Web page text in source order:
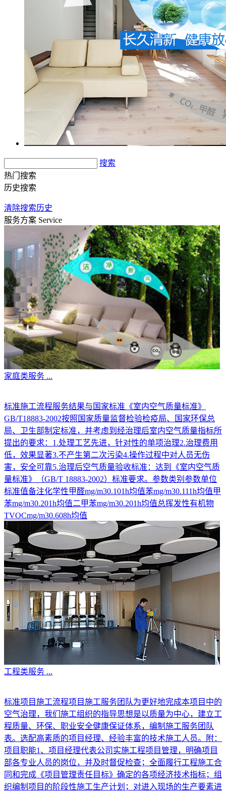
搜索
热门搜索
历史搜索
清除搜索历史
服务方案 Service
家庭类服务 ...
标准施工流程服务结果与国家标准《室内空气质量标准》
GB/T18883-2002按照国家质量监督检验检疫局、国家环保总
局、卫生部制定标准，并考虑到经治理后室内空气质量指标所
提出的要求：1.处理工艺先进，针对性的单项治理2.治理费用
低，效果显著3.不产生第二次污染4.操作过程中对人员无伤
害，安全可靠5.治理后空气质量验收标准：达到《室内空气质
量标准》（GB/T 18883-2002）标准要求。参数类别参数单位
标准值备注化学性甲醛mg/m30.101h均值苯mg/m30.111h均值甲
苯mg/m30.201h均值二甲苯mg/m30.201h均值总挥发性有机物
TVOCmg/m30.608h均值
工程类服务 ...
标准项目施工流程项目施工服务团队为更好地完成本项目中的
空气治理，我们施工组织的指导思想是以质量为中心，建立工
程质量、环保、职业安全健康保证体系，编制施工服务团队
表。选配高素质的项目经理、经验丰富的技术施工人员。附：
项目职能1、项目经理代表公司实施工程项目管理，明确项目
部各专业人员的岗位，并及时督促检查；全面履行工程施工合
同和完成《项目管理责任目标》确定的各项经济技术指标；组
织编制项目的阶段性施工生产计划；对进入现场的生产要素进